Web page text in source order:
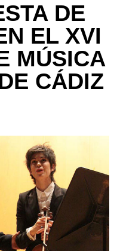
DE
EL XVI
MÚSICA
CÁDIZ